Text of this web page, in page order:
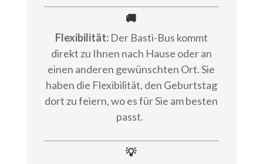
🚚
Flexibilität:Der Basti-Bus kommt
direkt zu Ihnen nach Hause oder an
einen anderen gewünschten Ort. Sie
haben die Flexibilität, den Geburtstag
dort zu feiern, wo es für Sie am besten
passt.
💡